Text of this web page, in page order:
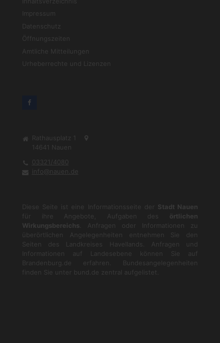
Impressum
Datenschutz
Öffnungszeiten
Amtliche Mitteilungen
Urheberrechte und Lizenzen
Rathausplatz 1
14641
Nauen
03321/4080
info@nauen.de
Diese Seite ist eine Informationsseite der Stadt Nauen
für ihre Angebote, Aufgaben des örtlichen
Wirkungsbereichs . Anfragen oder Informationen zu
überörtlichen Angelegenheiten entnehmen Sie den
Seiten des Landkreises Havellands. Anfragen und
Informationen auf Landesebene können Sie auf
Brandenburg.de
erfahren. Bundesangelegenheiten
finden Sie unter
bund.de zentral aufgelistet.